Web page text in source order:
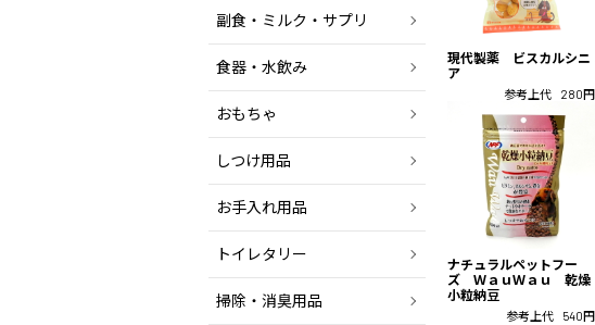
現代製薬 ビスカルシニ
ア
参考上代 280円
ナチュラルペットフー
ズ ＷａｕＷａｕ 乾燥
小粒納豆
参考上代 540円
副食・ミルク・サプリ
食器・水飲み
おもちゃ
しつけ用品
お手入れ用品
トイレタリー
掃除・消臭用品